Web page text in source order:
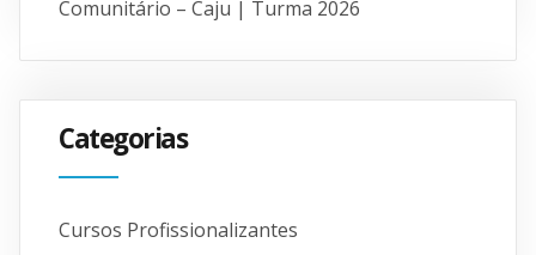
Comunitário – Caju | Turma 2026
Categorias
Cursos Profissionalizantes